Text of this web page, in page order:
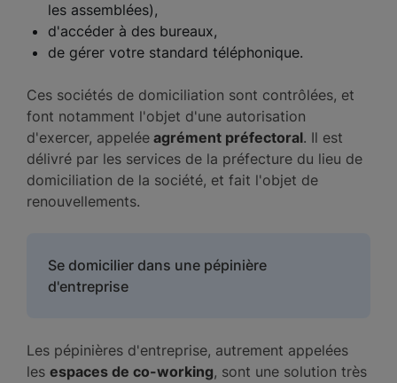
les assemblées),
d'accéder à des bureaux,
de gérer votre standard téléphonique.
Ces sociétés de domiciliation sont contrôlées, et
font notamment l'objet d'une autorisation
d'exercer, appelée agrément préfectoral. Il est
délivré par les services de la préfecture du lieu de
domiciliation de la société, et fait l'objet de
renouvellements.
Se domicilier dans une pépinière
d'entreprise
Les pépinières d'entreprise, autrement appelées
les espaces de co-working, sont une solution très